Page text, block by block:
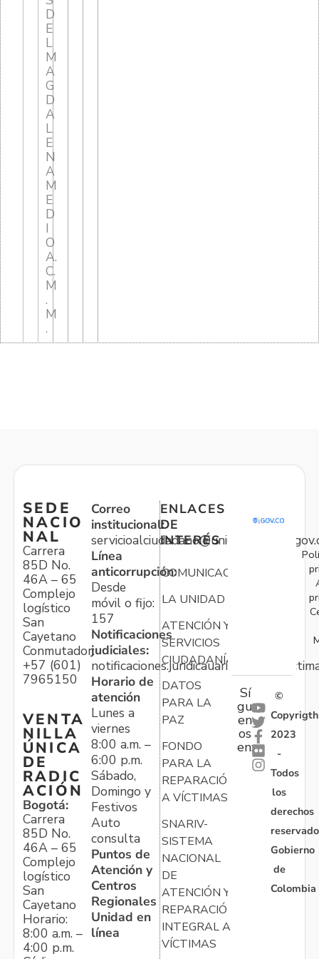
D
E
L
M
A
G
D
A
L
E
N
A
M
E
D
I
O
A.
C.
M
.
M
.
SEDE
NACIO
NAL
Carrera
85D No.
46A – 65
Complejo
logístico
San
Cayetano
Conmutador:
+57 (601)
7965150
VENTA
NILLA
ÚNICA
DE
RADIC
ACIÓN
Bogotá:
Carrera
85D No.
46A – 65
Complejo
logístico
San
Cayetano
Horario:
8:00 a.m. –
4:00 p.m.
Correo
institucional:
Línea
anticorrupción:
Desde
móvil o fijo:
157
Notificaciones
judiciales:
Horario de
atención
Lunes a
viernes
8:00 a.m. –
6:00 p.m.
Sábado,
Domingo y
Festivos
Auto
consulta
Puntos de
Atención y
Centros
Regionales
Unidad en
línea
ENLACES
DE
INTERÉS
COMUNICACIONES
LA UNIDAD
ATENCIÓN Y
SERVICIOS
CIUDADANÍA
DATOS
PARA LA
PAZ
FONDO
PARA LA
REPARACIÓN
A VÍCTIMAS
SNARIV-
SISTEMA
NACIONAL
DE
ATENCIÓN Y
REPARACIÓN
INTEGRAL A
VÍCTIMAS
Sí
gu
en
os
en:
©
Copyrigth
2023
-
Todos
los
derechos
Gobierno
de
Colombia